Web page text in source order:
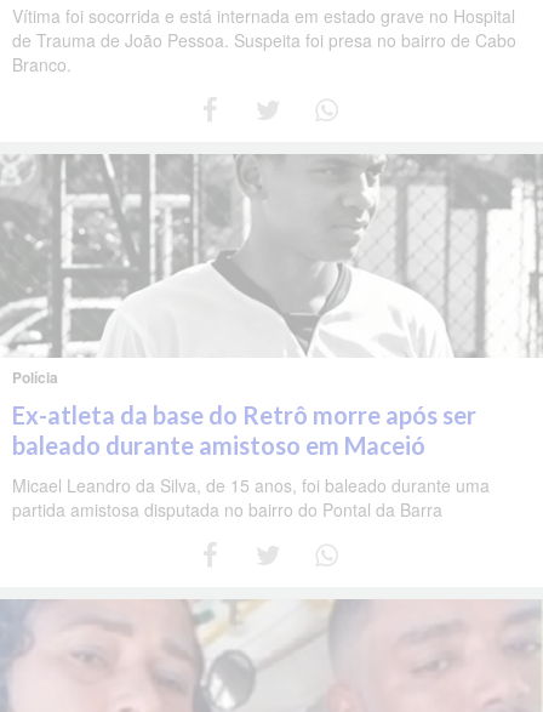
Vítima foi socorrida e está internada em estado grave no Hospital
de Trauma de João Pessoa. Suspeita foi presa no bairro de Cabo
Branco.
Polícia
Ex-atleta da base do Retrô morre após ser
baleado durante amistoso em Maceió
Micael Leandro da Silva, de 15 anos, foi baleado durante uma
partida amistosa disputada no bairro do Pontal da Barra